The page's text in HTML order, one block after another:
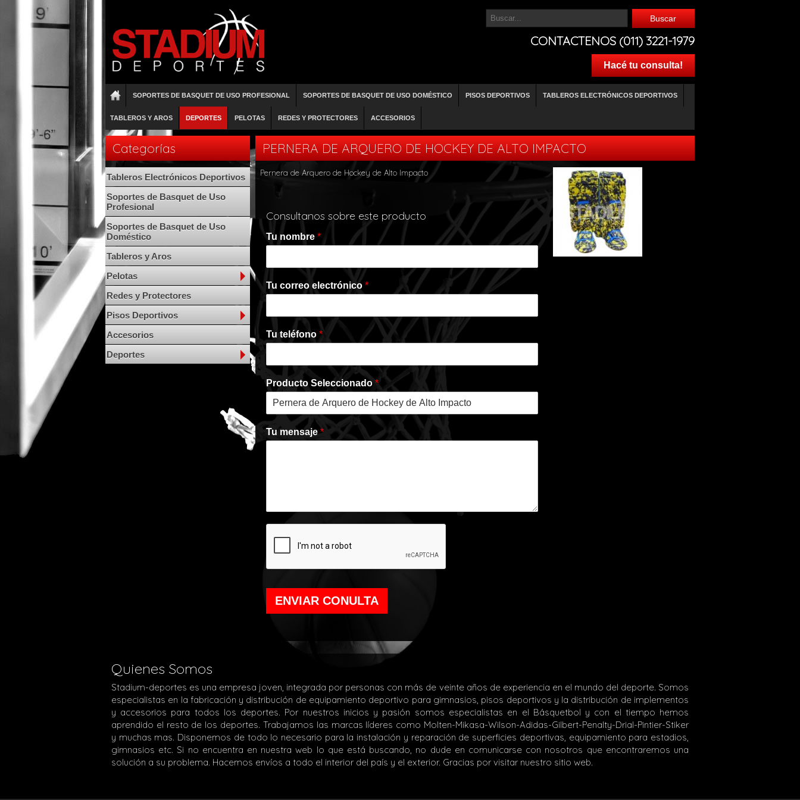
CONTACTENOS (011) 3221-1979
Hacé tu consulta!
SOPORTES DE BASQUET DE USO PROFESIONAL SOPORTES DE BASQUET DE USO DOMÉSTICO PISOS DEPORTIVOS TABLEROS ELECTRÓNICOS DEPORTIVOS
TABLEROS Y AROS DEPORTES PELOTAS REDES Y PROTECTORES ACCESORIOS
Categorías
Tableros Electrónicos Deportivos
Soportes de Basquet de Uso
Profesional
Soportes de Basquet de Uso
Doméstico
Tableros y Aros
Pelotas
Redes y Protectores
Pisos Deportivos
Accesorios
Deportes
PERNERA DE ARQUERO DE HOCKEY DE ALTO IMPACTO
Pernera de Arquero de Hockey de Alto Impacto
Consultanos sobre este producto
Tu nombre *
Tu correo electrónico *
Tu teléfono *
Producto Seleccionado *
Tu mensaje*
ENVIAR CONULTA
Quienes Somos
Stadium-deportes es una empresa joven, integrada por personas con más de veinte años de experiencia en el mundo del deporte. Somos
especialistas en la fabricación y distribución de equipamiento deportivo para gimnasios, pisos deportivos y la distribución de implementos
y accesorios para todos los deportes. Por nuestros inicios y pasión somos especialistas en el Básquetbol y con el tiempo hemos
aprendido el resto de los deportes. Trabajamos las marcas líderes como Molten-Mikasa-Wilson-Adidas-Gilbert-Penalty-Drial-Pintier-Stiker
y muchas mas. Disponemos de todo lo necesario para la instalación y reparación de superficies deportivas, equipamiento para estadios,
gimnasios etc. Si no encuentra en nuestra web lo que está buscando, no dude en comunicarse con nosotros que encontraremos una
solución a su problema. Hacemos envíos a todo el interior del país y el exterior. Gracias por visitar nuestro sitio web.